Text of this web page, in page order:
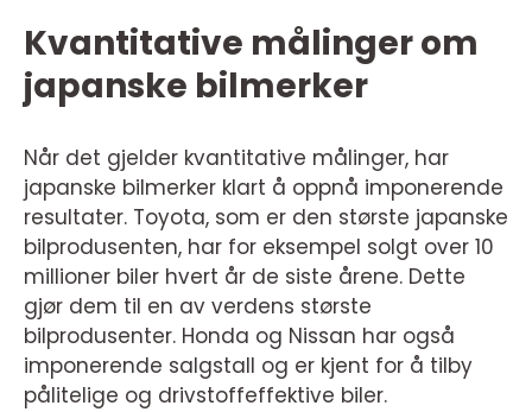
Kvantitative målinger om
japanske bilmerker
Når det gjelder kvantitative målinger, har
japanske bilmerker klart å oppnå imponerende
resultater. Toyota, som er den største japanske
bilprodusenten, har for eksempel solgt over 10
millioner biler hvert år de siste årene. Dette
gjør dem til en av verdens største
bilprodusenter. Honda og Nissan har også
imponerende salgstall og er kjent for å tilby
pålitelige og drivstoffeffektive biler.